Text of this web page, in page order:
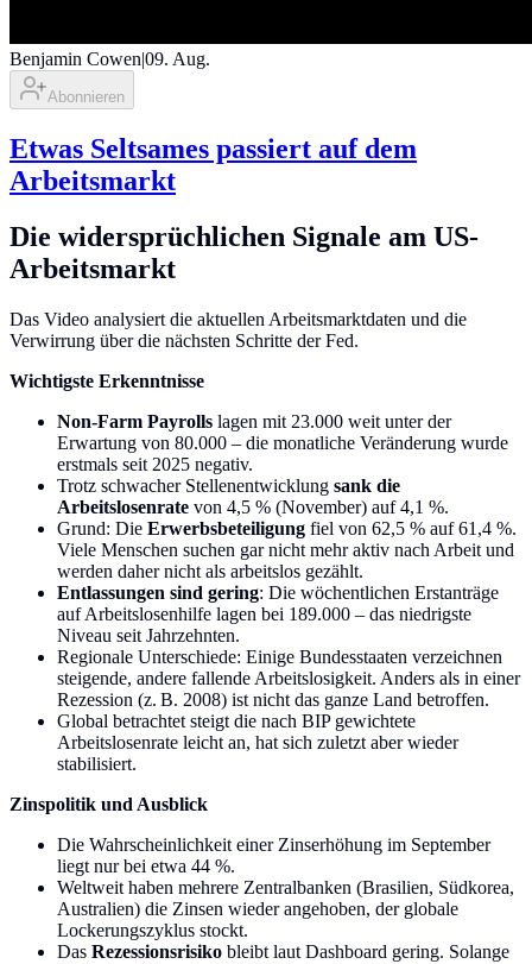
Benjamin Cowen|09. Aug.
Abonnieren
Etwas Seltsames passiert auf dem
Arbeitsmarkt
Die widersprüchlichen Signale am US-
Arbeitsmarkt
Das Video analysiert die aktuellen Arbeitsmarktdaten und die
Verwirrung über die nächsten Schritte der Fed.
Wichtigste Erkenntnisse
Non-Farm Payrolls lagen mit 23.000 weit unter der
Erwartung von 80.000 – die monatliche Veränderung wurde
erstmals seit 2025 negativ.
Trotz schwacher Stellenentwicklung sank die
Arbeitslosenrate von 4,5 % (November) auf 4,1 %.
Grund: Die Erwerbsbeteiligung fiel von 62,5 % auf 61,4 %.
Viele Menschen suchen gar nicht mehr aktiv nach Arbeit und
werden daher nicht als arbeitslos gezählt.
Entlassungen sind gering: Die wöchentlichen Erstanträge
auf Arbeitslosenhilfe lagen bei 189.000 – das niedrigste
Niveau seit Jahrzehnten.
Regionale Unterschiede: Einige Bundesstaaten verzeichnen
steigende, andere fallende Arbeitslosigkeit. Anders als in einer
Rezession (z. B. 2008) ist nicht das ganze Land betroffen.
Global betrachtet steigt die nach BIP gewichtete
Arbeitslosenrate leicht an, hat sich zuletzt aber wieder
stabilisiert.
Zinspolitik und Ausblick
Die Wahrscheinlichkeit einer Zinserhöhung im September
liegt nur bei etwa 44 %.
Weltweit haben mehrere Zentralbanken (Brasilien, Südkorea,
Australien) die Zinsen wieder angehoben, der globale
Lockerungszyklus stockt.
Das Rezessionsrisiko bleibt laut Dashboard gering. Solange